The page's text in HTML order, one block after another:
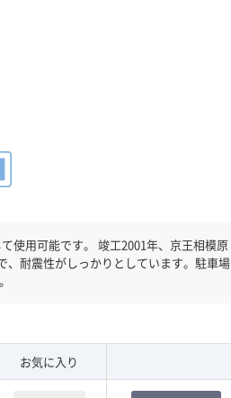
2001年、京王相模原
、耐震性がしっかりとしています。駐車場
お気に入り